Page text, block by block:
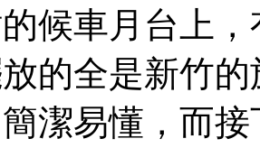
候車月台上
放的全是新竹
潔易懂，而